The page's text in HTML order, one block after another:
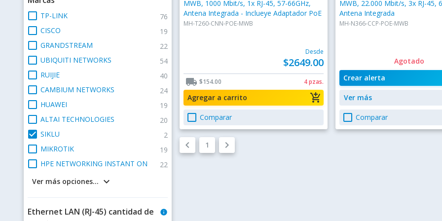
check_box_outline_blank TP-LINK 76
check_box_outline_blank CISCO 19
check_box_outline_blank GRANDSTREAM 22
check_box_outline_blank UBIQUITI NETWORKS 54
check_box_outline_blank RUIJIE 40
check_box_outline_blank CAMBIUM NETWORKS 24
check_box_outline_blank HUAWEI 19
check_box_outline_blank ALTAI TECHNOLOGIES 20
check_box SIKLU 2
check_box_outline_blank MIKROTIK 19
check_box_outline_blank HPE NETWORKING INSTANT ON 22
keyboard_arrow_down
Ver más opciones...
Ethernet LAN (RJ-45) cantidad de
info
MWB, 1000 Mbit/s, 1x RJ-45, 57-66GHz,
Antena Integrada - Inclueye Adaptador PoE
MH-T260-CNN-POE-MWB
Desde
$2649.00
local_shipping $154.00 4 pzas.
add_shopping_cart
Agregar a carrito
check_box_outline_blank Comparar
MWB, 22.000 Mbit/s, 3x RJ-45,
Antena Integrada
MH-N366-CCP-POE-MWB
Agotado
Crear alerta
Ver más
check_box_outline_blank Comparar
keyboard_arrow_left 1 keyboard_arrow_right